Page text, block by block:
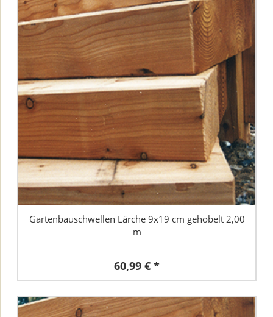
Gartenbauschwellen Lärche 9x19 cm gehobelt 2,00
m
60,99 € *